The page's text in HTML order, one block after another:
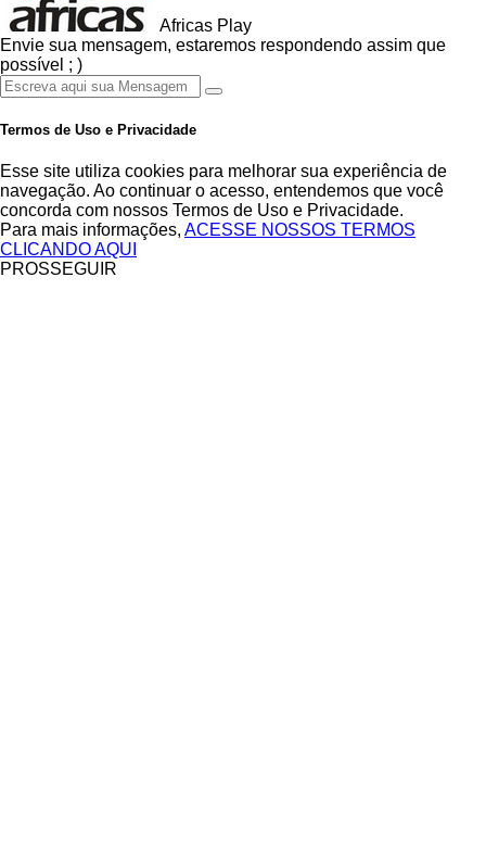
Africas Play
Envie sua mensagem, estaremos respondendo assim que
possível ; )
Termos de Uso e Privacidade
Esse site utiliza cookies para melhorar sua experiência de
navegação. Ao continuar o acesso, entendemos que você
concorda com nossos Termos de Uso e Privacidade.
Para mais informações, ACESSE NOSSOS TERMOS
CLICANDO AQUI
PROSSEGUIR